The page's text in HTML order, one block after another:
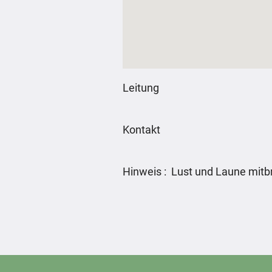
Leitung
Kontakt
Hinweis : Lust und Laune